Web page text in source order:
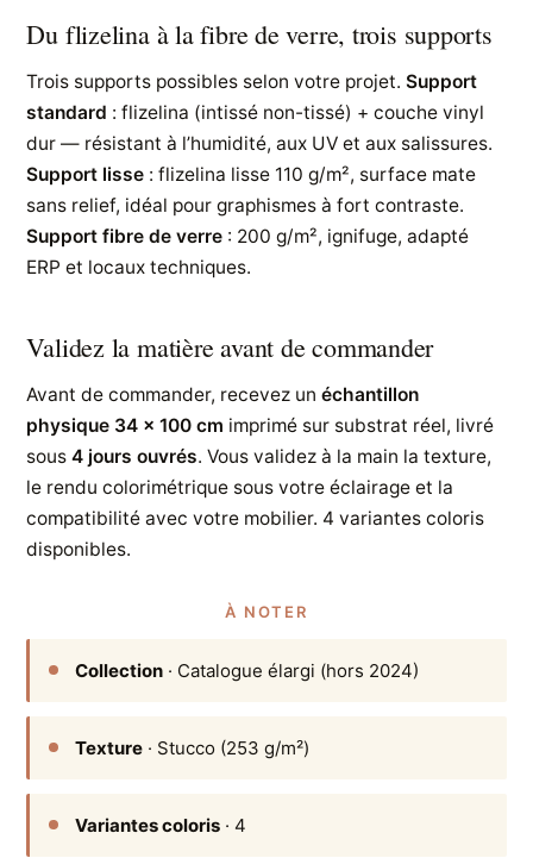
Du flizelina à la fibre de verre, trois supports
Trois supports possibles selon votre projet.Support
standard : flizelina (intissé non-tissé) + couche vinyl
dur — résistant à l’humidité, aux UV et aux salissures.
Support lisse : flizelina lisse 110 g/m², surface mate
sans relief, idéal pour graphismes à fort contraste.
Support fibre de verre : 200 g/m², ignifuge, adapté
ERP et locaux techniques.
Validez la matière avant de commander
Avant de commander, recevez unéchantillon
physique 34 × 100 cm imprimé sur substrat réel, livré
sous4 jours ouvrés. Vous validez à la main la texture,
le rendu colorimétrique sous votre éclairage et la
compatibilité avec votre mobilier. 4 variantes coloris
disponibles.
À NOTER
Collection · Catalogue élargi (hors 2024)
Texture · Stucco (253 g/m²)
Variantes coloris · 4